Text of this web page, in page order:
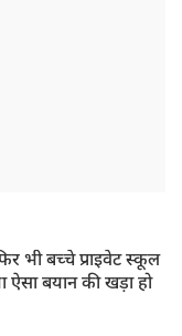
भी बच्चे प्राइवेट स्कूल
ऐसा बयान की खड़ा हो